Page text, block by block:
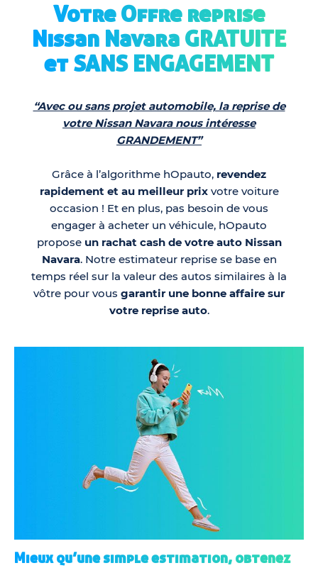
Votre Offre reprise
Nissan Navara GRATUITE
et SANS ENGAGEMENT
“Avec ou sans projet automobile, la reprise de
votre Nissan Navara nous intéresse
GRANDEMENT”
Grâce à l’algorithme hOpauto, revendez
rapidement et au meilleur prixvotre voiture
occasion ! Et en plus, pas besoin de vous
engager à acheter un véhicule, hOpauto
proposeun rachat cash de votre auto Nissan
Navara. Notre estimateur reprise se base en
temps réel sur la valeur des autos similaires à la
vôtre pour vous garantir une bonne affaire sur
votre reprise auto.
Mieux qu’une simple estimation, obtenez